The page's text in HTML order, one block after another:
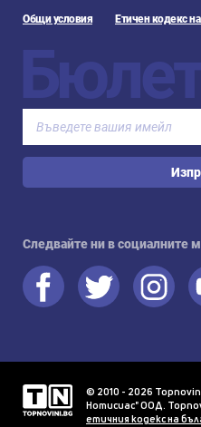
Общи условия Етичен кодекс
Следвайте ни в социалните
© 2010 - 2026
Нотисиас" ООД.
етичния кодекс на